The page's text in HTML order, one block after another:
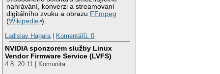
nahrávání, konverzi a streamovaní
digitálního zvuku a obrazu FFmpeg
(Wikipedie ).
Ladislav Hagara
Komentářů: 0
NVIDIA sponzorem služby Linux
Vendor Firmware Service (LVFS)
4.8. 20:11 | Komunita